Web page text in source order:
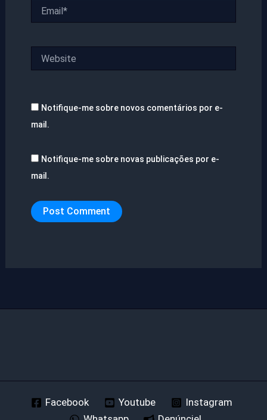
Notifique-me sobre novos comentários por e-
mail.
Notifique-me sobre novas publicações por e-
mail.
Facebook Youtube
Instagram